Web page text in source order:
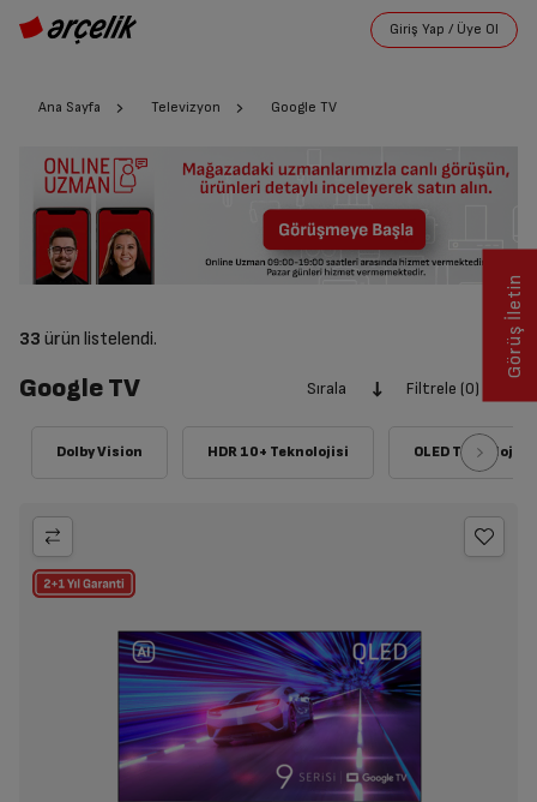
Ana Sayfa Televizyon Google TV
33 ürün listelendi.
Google TV Sırala Filtrele (0)
Görüş İletin